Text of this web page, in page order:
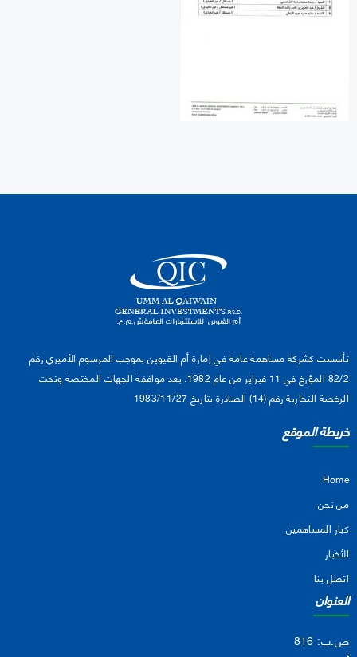
تأسست كشركة مساهمة عامة في إمارة أم القيوين بموجب المرسوم الأميري رقم
82/2 المؤرخ في 11 فبراير من عام 1982. بعد موافقة الجهات المختصة وتحت
الرخصة التجارية رقم (14) الصادرة بتاريخ 1983/11/27
خريطة الموقع
Home
من نحن
كبار المساهمين
الأخبار
اتصل بنا
العنوان
ص.ب: 816